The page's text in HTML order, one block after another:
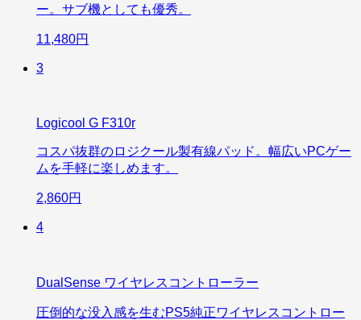
ー。サブ機としても優秀。
11,480円
3
Logicool G F310r
コスパ抜群のロジクール製有線パッド。幅広いPCゲー
ムを手軽に楽しめます。
2,860円
4
DualSense ワイヤレスコントローラー
圧倒的な没入感を生むPS5純正ワイヤレスコントロー